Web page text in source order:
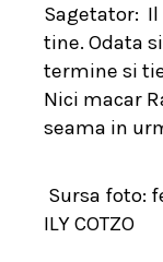
Sagetator:
tine. Odata
termine si
Nici macar
seama in
Sursa foto:
ILY COTZO